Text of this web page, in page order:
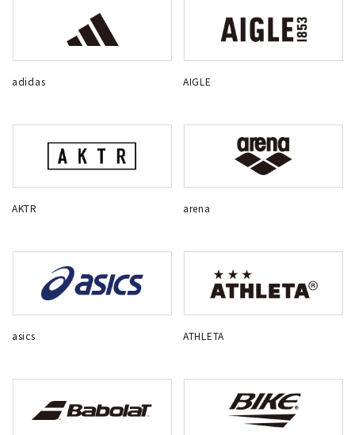
adidas AIGLE
AKTR arena
asics ATHLETA